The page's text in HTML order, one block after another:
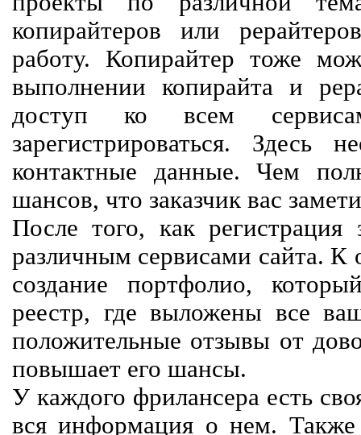
копирайтеров или
работу. Копирайтер тоже
выполнении копирайта и
доступ ко всем
зарегистрироваться. Здесь
контактные данные. Чем
шансов, что заказчик вас
После того, как регистрация
различным сервисами сайта. К
создание портфолио,
реестр, где выложены все
положительные отзывы от
повышает его шансы.
У каждого фрилансера есть
вся информация о нем. Также